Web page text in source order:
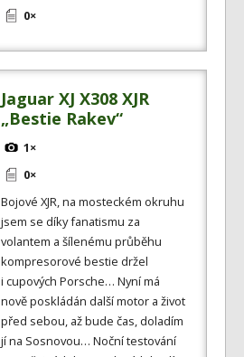
0×
Jaguar XJ X308 XJR
„Bestie Rakev“
1×
0×
Bojové XJR, na mosteckém okruhu
jsem se díky fanatismu za
volantem a šílenému průběhu
kompresorové bestie držel
i cupových Porsche… Nyní má
nově poskládán další motor a život
před sebou, až bude čas, doladím
jí na Sosnovou… Noční testování